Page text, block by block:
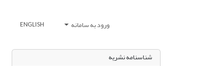
ورود به سامانه ENGLISH
شناسنامه نشریه